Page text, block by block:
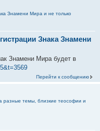
Знамени Мира и не только
Знака Знамени
Знамени Мира будет в
Перейти к сообщению
темы, близкие теософии и